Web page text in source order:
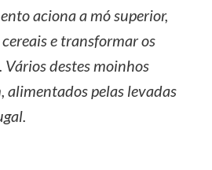
aciona a mó superior,
e transformar os
Vários destes moinhos
alimentados pelas levadas